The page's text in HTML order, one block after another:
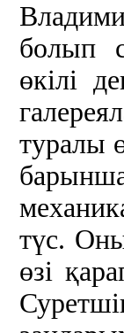
болып
өкілі
туралы
түс.
өзі